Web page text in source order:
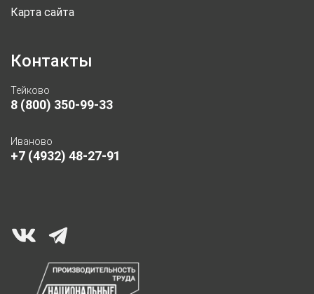
Карта сайта
Контакты
Тейково
8 (800) 350-99-33
Иваново
+7 (4932) 48-27-91